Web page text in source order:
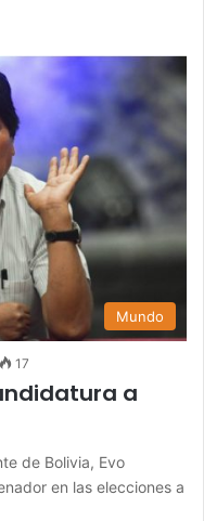
Mundo
17
a
de Bolivia, Evo
en las elecciones a